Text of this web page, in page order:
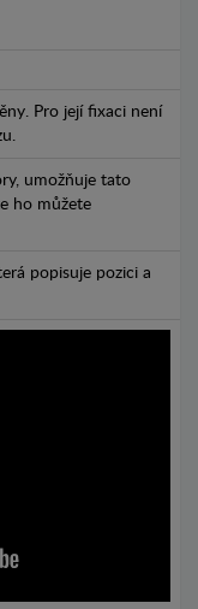
Pro její fixaci není
umožňuje tato
ho můžete
popisuje pozici a